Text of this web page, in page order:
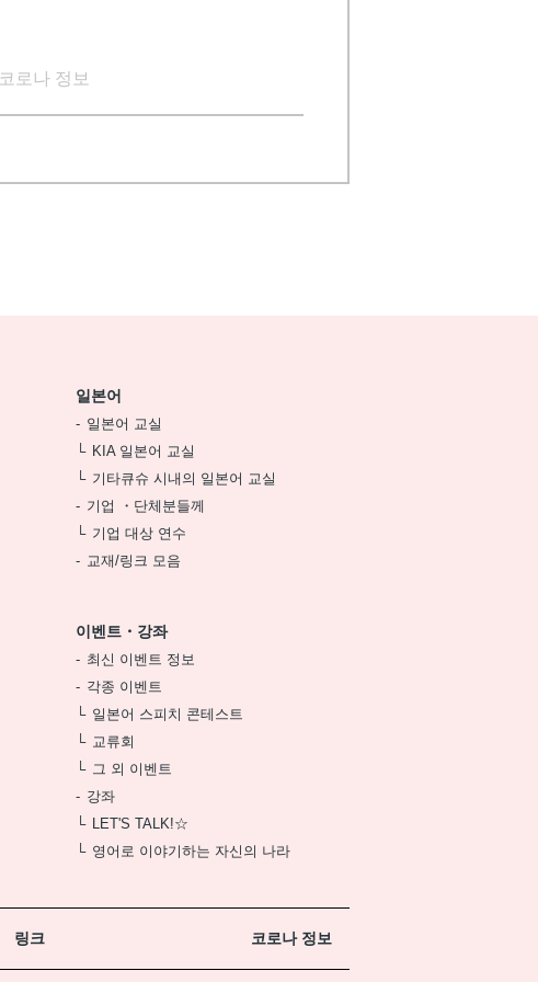
코로나 정보
일본어
일본어 교실
KIA 일본어 교실
기타큐슈 시내의 일본어 교실
기업 ・단체분들께
기업 대상 연수
교재/링크 모음
이벤트・강좌
최신 이벤트 정보
각종 이벤트
일본어 스피치 콘테스트
교류회
그 외 이벤트
강좌
LET'S TALK!☆
영어로 이야기하는 자신의 나라
링크 코로나 정보